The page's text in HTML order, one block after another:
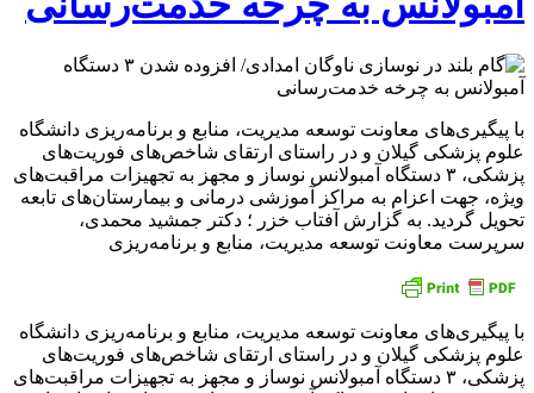
با پیگیری‌های معاونت توسعه مدیریت، منابع و برنامه‌ریزی دانشگاه
علوم پزشکی گیلان و در راستای ارتقای شاخص‌های فوریت‌های
پزشکی، ۳ دستگاه آمبولانس نوساز و مجهز به تجهیزات مراقبت‌های
ویژه، جهت اعزام به مراکز آموزشی درمانی و بیمارستان‌های تابعه
تحویل گردید. به گزارش آفتاب خزر ؛ دکتر جمشید محمدی،
سرپرست معاونت توسعه مدیریت، منابع و برنامه‌ریزی
با پیگیری‌های معاونت توسعه مدیریت، منابع و برنامه‌ریزی دانشگاه
علوم پزشکی گیلان و در راستای ارتقای شاخص‌های فوریت‌های
پزشکی، ۳ دستگاه آمبولانس نوساز و مجهز به تجهیزات مراقبت‌های